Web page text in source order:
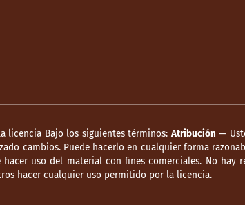
licencia Bajo los siguientes términos: Atribución —
cambios. Puede hacerlo en cualquier forma
uso del material con fines comerciales. No hay
hacer cualquier uso permitido por la licencia.